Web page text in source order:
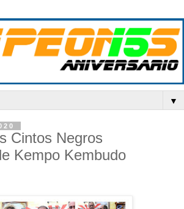
▼
Cintos Negros
Kempo Kembudo